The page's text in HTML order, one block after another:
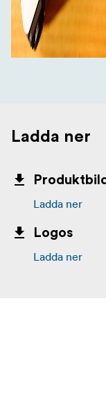
Ladda ner
Ladda ner
Logos
Ladda ner